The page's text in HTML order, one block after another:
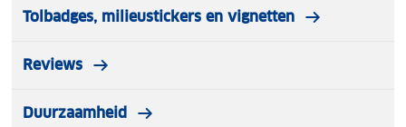
Tolbadges, milieustickers en vignetten
Reviews
Duurzaamheid